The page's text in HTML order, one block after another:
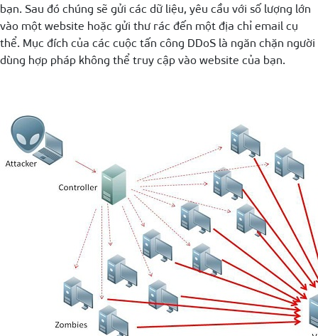
bạn. Sau đó chúng sẽ gửi các dữ liệu, yêu cầu với số lượng lớn
vào một website hoặc gửi thư rác đến một địa chỉ email cụ
thể. Mục đích của các cuộc tấn công DDoS là ngăn chặn người
dùng hợp pháp không thể truy cập vào website của bạn.